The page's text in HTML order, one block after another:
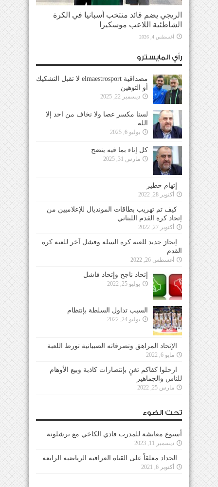
الريجي يضم قائد منتخب أسبانيا في الكرة
الشاطئية اللاعب موسكيرا
أغسطس 4, 2026
رأي المايسترو
مصداقية elmaestrosport لا تقبل التشكيك
أو التوهين
ديسمبر 22, 2025
لسنا مكسر عصا ولا نخاف من احد إلا
الله
يوليو 6, 2025
كل إناء بما فيه ينضح
مارس 31, 2025
إتهام خطير
أكتوبر 28, 2022
كيف تم تهريب بطاقات المونديال للإعلاميين من
إتحاد كرة القدم اللبناني
أكتوبر 27, 2022
إنجاز جديد للعبة كرة السلة وفشل آخر للعبة كرة
القدم
أغسطس 26, 2022
إتحاد ناجح وإتحاد فاشل
يوليو 25, 2022
السبب تداول السلطة بإنتظام
يوليو 24, 2022
الإتحاد المراهق وتصرفاته الصبيانية تورط اللعبة
مايو 6, 2022
ارحلوا كفاكم تغنٍ بإنتصارات كاذبة وبيع الأوهام
للناس والجماهير
مارس 25, 2022
تحت الضوء
أسبوع معايشة للمدرب فادي الكاخي مع برشلونة
ديسمبر 11, 2023
الحداد معلقاً على القناة العراقية الرياضية الرابعة
أكتوبر 6, 2021